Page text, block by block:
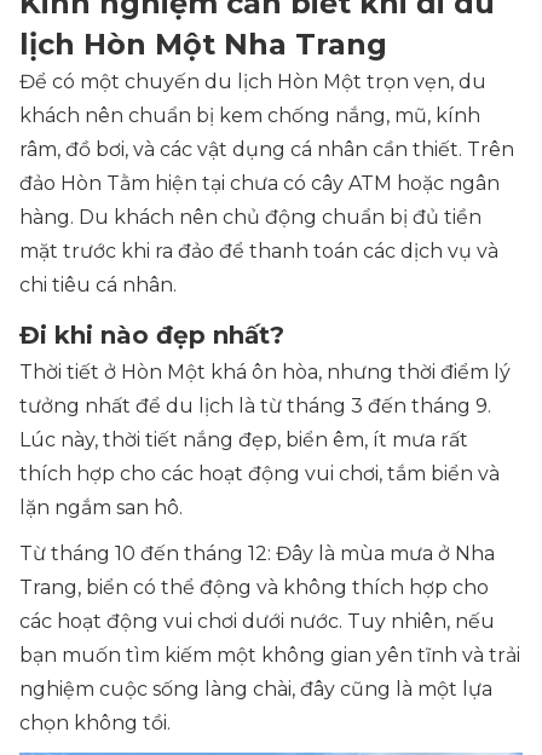
lịch Hòn Một Nha Trang
Để có một chuyến du lịch Hòn Một trọn vẹn, du
khách nên chuẩn bị kem chống nắng, mũ, kính
râm, đồ bơi, và các vật dụng cá nhân cần thiết. Trên
đảo Hòn Tằm hiện tại chưa có cây ATM hoặc ngân
hàng. Du khách nên chủ động chuẩn bị đủ tiền
mặt trước khi ra đảo để thanh toán các dịch vụ và
chi tiêu cá nhân.
Đi khi nào đẹp nhất?
Thời tiết ở Hòn Một khá ôn hòa, nhưng thời điểm lý
tưởng nhất để du lịch là từ tháng 3 đến tháng 9.
Lúc này, thời tiết nắng đẹp, biển êm, ít mưa rất
thích hợp cho các hoạt động vui chơi, tắm biển và
lặn ngắm san hô.
Từ tháng 10 đến tháng 12: Đây là mùa mưa ở Nha
Trang, biển có thể động và không thích hợp cho
các hoạt động vui chơi dưới nước. Tuy nhiên, nếu
bạn muốn tìm kiếm một không gian yên tĩnh và trải
nghiệm cuộc sống làng chài, đây cũng là một lựa
chọn không tồi.